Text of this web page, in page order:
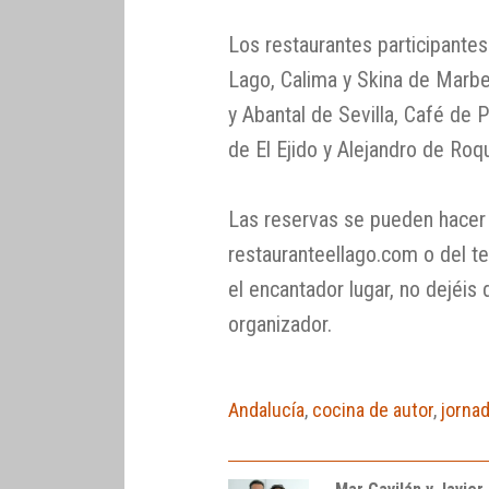
Los restaurantes
Lago, Calima y Skina de
y Abantal de Sevilla, Café de
de El Ejido y Alejandro de
Las reservas se pueden
restauranteellago.com o del
el encantador lugar, no
organizador.
Andalucía, cocina de autor,